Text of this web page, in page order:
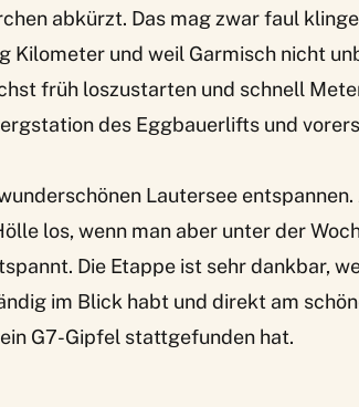
abkürzt. Das mag zwar faul
Kilometer und weil Garmisch nicht
früh loszustarten und schnell
des Eggbauerlifts und
Lautersee entspannen.
los, wenn man aber unter der
Die Etappe ist sehr dankbar,
im Blick habt und direkt am
G7-Gipfel stattgefunden hat.